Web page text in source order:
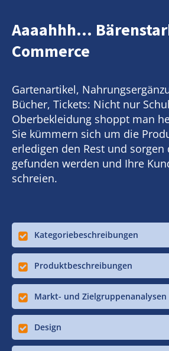
Aaaahhh...
Commerce
Gartenartikel,
Bücher, Tickets: Nicht nur
Oberbekleidung shoppt man
Sie kümmern sich um die
erledigen den Rest und sorgen
gefunden werden und Ihre
schreien.
Kategoriebeschreibungen
Produktbeschreibungen
Markt- und Zielgruppenanalysen
Design